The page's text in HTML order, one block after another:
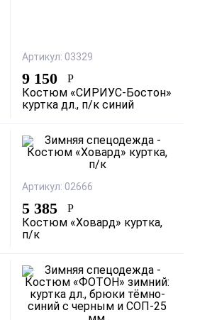
Артикул: 03329
9 150 Р
Костюм «СИРИУС-Бостон»
куртка дл., п/к синий
Артикул: 02666
5 385 Р
Костюм «Ховард» куртка,
п/к